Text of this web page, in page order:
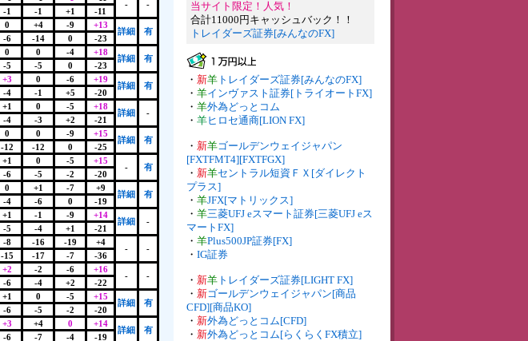
- -
-1 -1 +1 -11
0 +4 -9 +13
詳細 有
-6 -14 0 -23
0 0 -4 +18
詳細 有
-5 -5 0 -23
+3 0 -6 +19
詳細 有
-4 -1 +5 -20
+1 0 -5 +18
詳細 -
-4 -3 +2 -21
0 0 -9 +15
詳細 有
-12 -12 0 -25
+1 0 -5 +15
- 有
-6 -5 -2 -20
0 +1 -7 +9
詳細 有
-4 -6 0 -19
+1 -1 -9 +14
詳細 -
-5 -4 +1 -21
-8 -16 -19 +4
- -
-15 -17 -7 -36
+2 -2 -6 +16
- -
-6 -4 +2 -22
+1 0 -5 +15
詳細 有
-6 -5 -2 -20
+3 +4 0 +14
詳細 有
-6 -7 -4 -19
当サイト限定！人気！
合計11000円キャッシュバック！！
トレイダーズ証券[みんなのFX]
・ 新羊 トレイダーズ証券[みんなのFX]
・ 羊インヴァスト証券[トライオートFX]
・ 羊外為どっとコム
・ 羊ヒロセ通商[LION FX]
・ 新羊ゴールデンウェイジャパン
[FXTFMT4][FXTFGX]
・ 新羊セントラル短資ＦＸ[ダイレクト
プラス]
・ 羊JFX[マトリックス]
・ 羊三菱UFJ eスマート証券[三菱UFJ eス
マートFX]
・ 羊Plus500JP証券[FX]
・ IG証券
・ 新羊 トレイダーズ証券[LIGHT FX]
・ 新ゴールデンウェイジャパン[商品
CFD][商品KO]
・ 新外為どっとコム[CFD]
・ 新外為どっとコム[らくらくFX積立]